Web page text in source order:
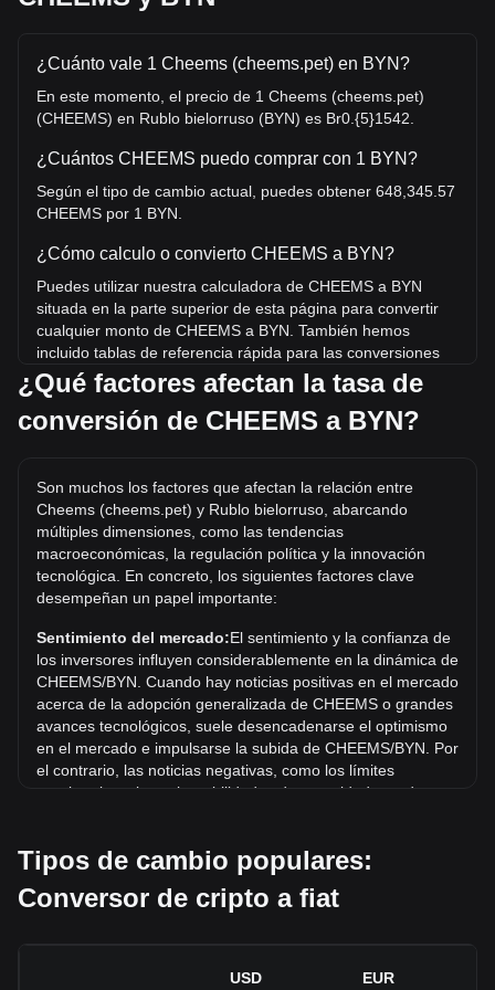
¿Cuánto vale 1 Cheems (cheems.pet) en BYN?
En este momento, el precio de 1 Cheems (cheems.pet)
(CHEEMS) en Rublo bielorruso (BYN) es Br0.{5}1542.
¿Cuántos CHEEMS puedo comprar con 1 BYN?
Según el tipo de cambio actual, puedes obtener 648,345.57
CHEEMS por 1 BYN.
¿Cómo calculo o convierto CHEEMS a BYN?
Puedes utilizar nuestra calculadora de CHEEMS a BYN
situada en la parte superior de esta página para convertir
cualquier monto de CHEEMS a BYN. También hemos
incluido tablas de referencia rápida para las conversiones
más populares. Por ejemplo, 5 BYN equivalen a
3,241,727.84 CHEEMS, mientras que 5 CHEEMS tienen un
costo estimado de 0.{5}7712BYN.
historia?
El precio máximo histórico de 1 CHEEMS en BYN es Br0.
{5}6439. Queda por ver si el valor de 1 CHEEMS/BYN
superará el máximo histórico actual.
¿Cuál es la tendencia del precio de Cheems
En los últimos 7 días, el tipo de cambio de Cheems
(cheems.pet) (CHEEMS) aumentó un 7.52%. Durante el
último mes, el tipo de cambio de Cheems (cheems.pet)
(CHEEMS) aumentó un 9.14% frente a Rublo bielorruso
(BYN).
¿Qué factores afectan la tasa de
conversión de CHEEMS a BYN?
Son muchos los factores que afectan la relación entre
Cheems (cheems.pet) y Rublo bielorruso, abarcando
múltiples dimensiones, como las tendencias
macroeconómicas, la regulación política y la innovación
tecnológica. En concreto, los siguientes factores clave
desempeñan un papel importante:
Sentimiento del mercado:El sentimiento y la confianza de
los inversores influyen considerablemente en la dinámica de
CHEEMS/BYN. Cuando hay noticias positivas en el mercado
acerca de la adopción generalizada de CHEEMS o grandes
avances tecnológicos, suele desencadenarse el optimismo
en el mercado e impulsarse la subida de CHEEMS/BYN. Por
el contrario, las noticias negativas, como los límites
regulatorios y las vulnerabilidades de seguridad, pueden
Entorno regulatorio:
Las políticas y regulaciones
gubernamentales en torno a las criptomonedas repercuten
Tipos de cambio populares:
Conversor de cripto a fiat
USD EUR